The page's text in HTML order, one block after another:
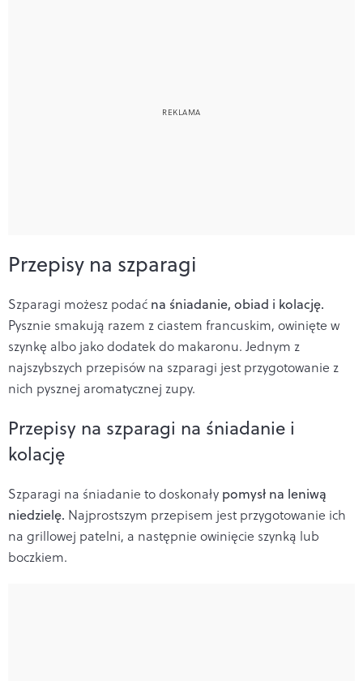
Przepisy na szparagi
Szparagi możesz podać na śniadanie, obiad i kolację.
Pysznie smakują razem z ciastem francuskim, owinięte w
szynkę albo jako dodatek do makaronu. Jednym z
najszybszych przepisów na szparagi jest przygotowanie z
nich pysznej aromatycznej zupy.
Przepisy na szparagi na śniadanie i
kolację
Szparagi na śniadanie to doskonały pomysł na leniwą
niedzielę. Najprostszym przepisem jest przygotowanie ich
na grillowej patelni, a następnie owinięcie szynką lub
boczkiem.